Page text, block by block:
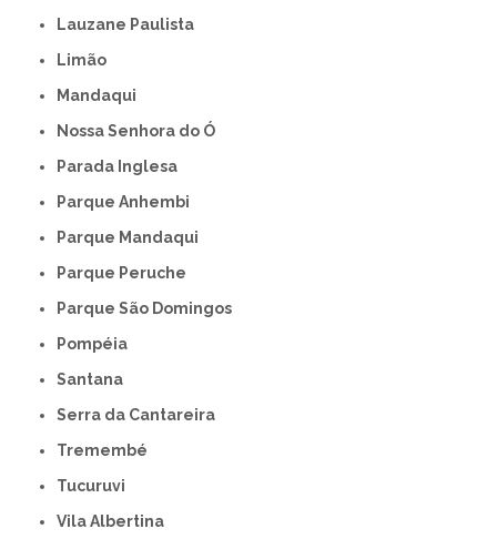
Lauzane Paulista
Limão
Mandaqui
Nossa Senhora do Ó
Parada Inglesa
Parque Anhembi
Parque Mandaqui
Parque Peruche
Parque São Domingos
Pompéia
Santana
Serra da Cantareira
Tremembé
Tucuruvi
Vila Albertina